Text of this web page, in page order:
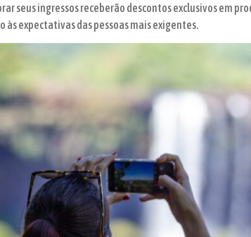
seus ingressos receberão descontos exclusivos em
às expectativas das pessoas mais exigentes.